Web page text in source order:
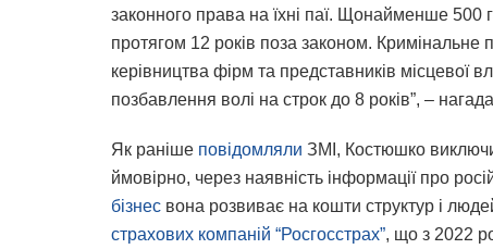
законного права на їхні паї. Щонайменше 500
протягом 12 років поза законом.
керівництва фірм та представників місцевої
позбавлення волі на строк до 8 років”, –
Як раніше повідомляли ЗМІ, Костюшко
ймовірно, через наявність інформації про
бізнес вона розвиває на кошти структур і
страхових компаній “Росгосстрах”, що з 2022